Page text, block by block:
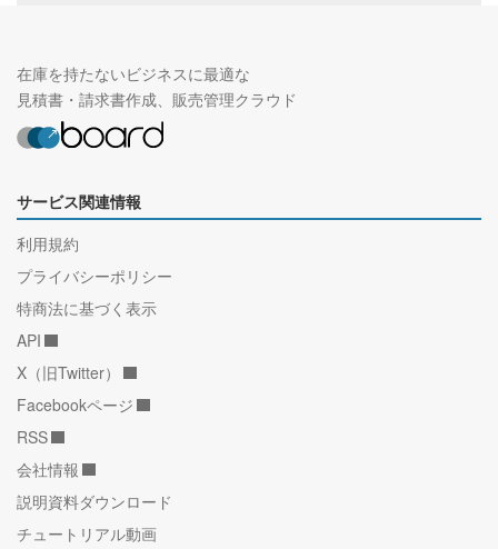
在庫を持たないビジネスに最適な
見積書・請求書作成、販売管理クラウド
サービス関連情報
利用規約
プライバシーポリシー
特商法に基づく表示
API
X（旧Twitter）
Facebookページ
RSS
会社情報
説明資料ダウンロード
チュートリアル動画